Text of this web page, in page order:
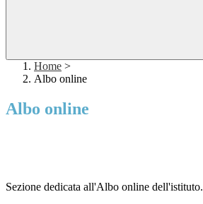
Home >
Albo online
Albo online
Sezione dedicata all'Albo online dell'istituto.